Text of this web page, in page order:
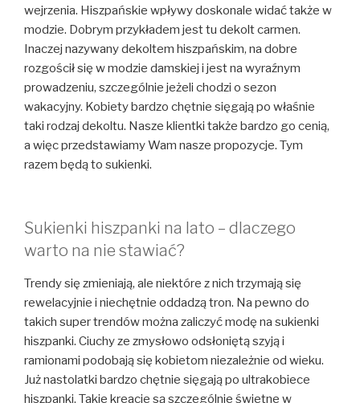
wejrzenia. Hiszpańskie wpływy doskonale widać także w
modzie. Dobrym przykładem jest tu dekolt carmen.
Inaczej nazywany dekoltem hiszpańskim, na dobre
rozgościł się w modzie damskiej i jest na wyraźnym
prowadzeniu, szczególnie jeżeli chodzi o sezon
wakacyjny. Kobiety bardzo chętnie sięgają po właśnie
taki rodzaj dekoltu. Nasze klientki także bardzo go cenią,
a więc przedstawiamy Wam nasze propozycje. Tym
razem będą to sukienki.
Sukienki hiszpanki na lato – dlaczego
warto na nie stawiać?
Trendy się zmieniają, ale niektóre z nich trzymają się
rewelacyjnie i niechętnie oddadzą tron. Na pewno do
takich super trendów można zaliczyć modę na sukienki
hiszpanki. Ciuchy ze zmysłowo odsłoniętą szyją i
ramionami podobają się kobietom niezależnie od wieku.
Już nastolatki bardzo chętnie sięgają po ultrakobiece
hiszpanki. Takie kreacje są szczególnie świetne w